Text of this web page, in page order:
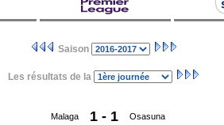
Saison
Les résultats de la
Malaga 1 - 1 Osasuna